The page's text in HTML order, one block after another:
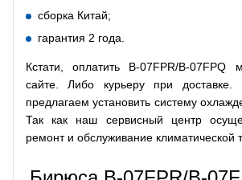
сборка Китай;
гарантия 2 года.
Кстати, оплатить B-07FPR/B-
сайте. Либо курьеру при
предлагаем установить систему
Так как наш сервисный центр
ремонт и обслуживание климатической